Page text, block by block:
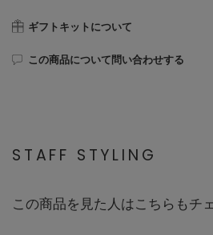
ギフトキットについて
この商品について問い合わせする
STAFF STYLING
この商品を見た人はこちらもチ